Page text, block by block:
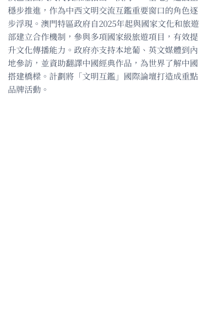
穩步推進，作為中西文明交流互鑑重要窗口的角色逐
步浮現。澳門特區政府自2025年起與國家文化和旅遊
部建立合作機制，參與多項國家級旅遊項目，有效提
升文化傳播能力。政府亦支持本地葡、英文媒體到內
地參訪，並資助翻譯中國經典作品，為世界了解中國
搭建橋樑。計劃將「文明互鑑」國際論壇打造成重點
品牌活動。